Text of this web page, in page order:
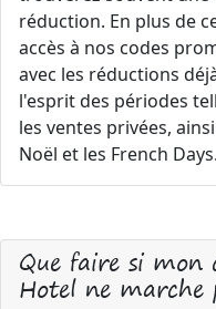
réduction. En plus de
accès à nos codes
avec les réductions
l'esprit des périodes
les ventes privées,
Noël et les French Days.
Que faire si
Hotel ne marche